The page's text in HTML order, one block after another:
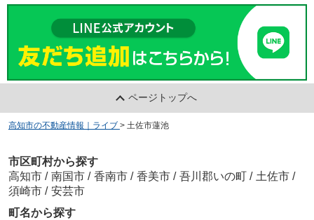
ページトップへ
高知市の不動産情報｜ライブ > 土佐市蓮池
市区町村から探す
高知市 / 南国市 / 香南市 / 香美市 / 吾川郡いの町 / 土佐市 /
須崎市 / 安芸市
町名から探す